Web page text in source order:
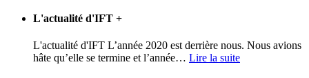
L'actualité d'IFT +
L'actualité d'IFT L’année 2020 est derrière nous. Nous avions
hâte qu’elle se termine et l’année… Lire la suite